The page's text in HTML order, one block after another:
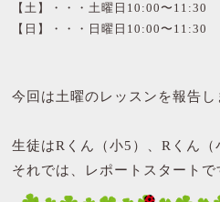
【土】・・・土曜日10:00〜11:30
【日】・・・日曜日10:00〜11:30
今回は土曜のレッスンを報告し
生徒はRくん（小5）、Rくん（
それでは、レポートスタートで